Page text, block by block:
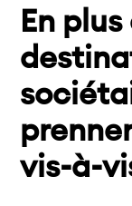
En
vis-à-